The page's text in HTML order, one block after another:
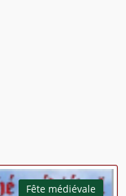
Fête médiévale